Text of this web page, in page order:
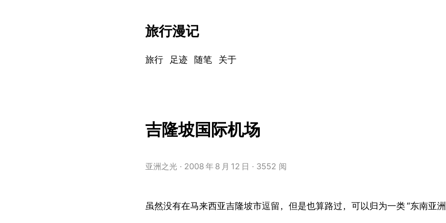
旅行漫记
旅行 足迹 随笔 关于
吉隆坡国际机场
亚洲之光 2008 年 8 月 12 日 3552 阅
虽然没有在马来西亚吉隆坡市逗留，但是也算路过，可以归为一类“东南亚